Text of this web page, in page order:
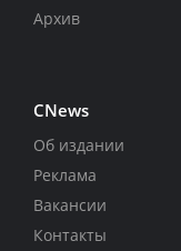
Архив
CNews
Об издании
Реклама
Вакансии
Контакты